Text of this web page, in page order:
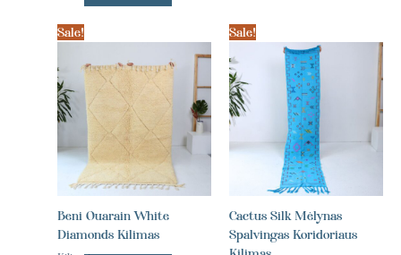
Sale!
Beni Ouarain White
Diamonds Kilimas
Sale!
Cactus Silk Mėlynas
Spalvingas Koridoriaus